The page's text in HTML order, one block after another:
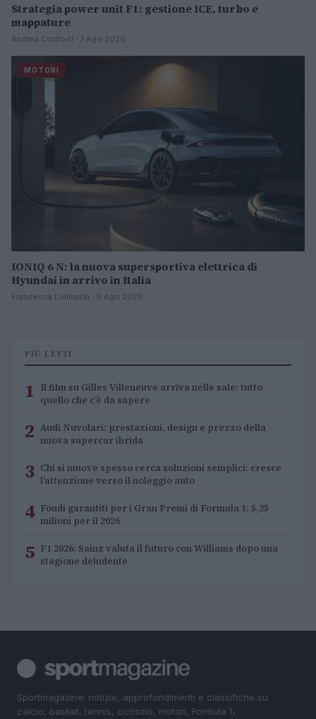
Strategia power unit F1: gestione ICE, turbo e
mappature
Andrea Conforti · 7 Ago 2026
MOTORI
IONIQ 6 N: la nuova supersportiva elettrica di
Hyundai in arrivo in Italia
Francesca Lombardi · 6 Ago 2026
PIÙ LETTI
1 Il film su Gilles Villeneuve arriva nelle sale: tutto
quello che c’è da sapere
2 Audi Nuvolari: prestazioni, design e prezzo della
nuova supercar ibrida
3 Chi si muove spesso cerca soluzioni semplici: cresce
l’attenzione verso il noleggio auto
4 Fondi garantiti per i Gran Premi di Formula 1: 5,25
milioni per il 2026
5 F1 2026: Sainz valuta il futuro con Williams dopo una
stagione deludente
Sportmagazine: notizie, approfondimenti e classifiche su
calcio, basket, tennis, ciclismo, motori, Formula 1,